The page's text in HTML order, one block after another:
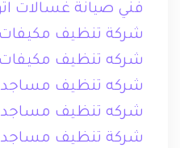
فني صيانة غسالات
شركة تنظيف مكيفات
شركه تنظيف مكيفات
شركه تنظيف مساجد
شركه تنظيف مساجد
شركة تنظيف مساجد